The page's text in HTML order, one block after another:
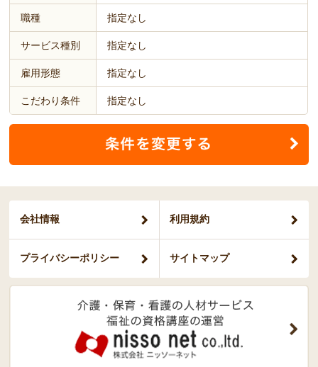
職種 指定なし
サービス種別 指定なし
雇用形態 指定なし
こだわり条件 指定なし
会社情報 利用規約
プライバシーポリシー サイトマップ